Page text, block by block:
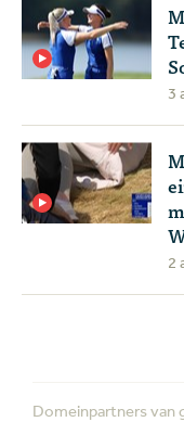
3
2
Domeinpartners van